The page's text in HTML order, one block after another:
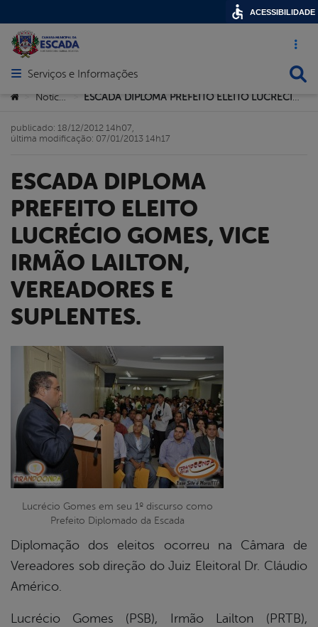
Acesso
Abrir menu principal de navegação
Serviços e Informações
Você está aqui:
> Notícias >
ESCADA DIPLOMA
PREFEITO ELEITO
LUCRÉCIO GOMES, VICE
IRMÃO LAILTON,
VEREADORES E
SUPLENTES.
publicado: 18/12/2012 14h07,
última modificação: 07/01/2013 14h17
Lucrécio Gomes em seu 1º discurso como
Prefeito Diplomado da Escada
Diplomação dos eleitos ocorreu na Câmara de
Vereadores sob direção do Juiz Eleitoral Dr. Cláudio
Américo.
Lucrécio Gomes (PSB), Irmão Lailton (PRTB),
ACESSIBILIDADE